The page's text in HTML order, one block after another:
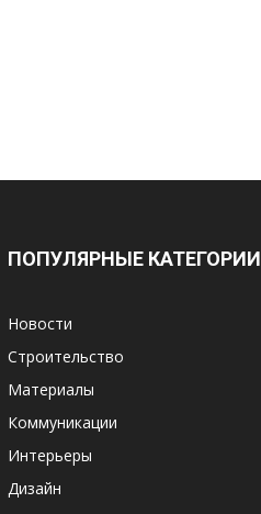
ПОПУЛЯРНЫЕ КАТЕГОРИИ
Новости
Строительство
Материалы
Коммуникации
Интерьеры
Дизайн